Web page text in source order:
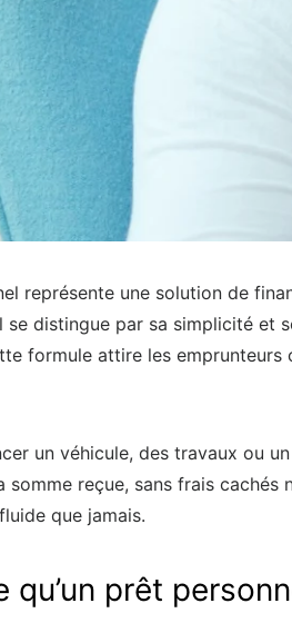
représente une solution de
se distingue par sa simplicité et
formule attire les
un véhicule, des travaux ou
somme reçue, sans frais
que jamais.
qu’un prêt